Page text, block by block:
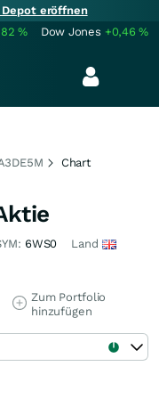
eröffnen
% Dow Jones +0,46%
Chart
6WS0 Land
Zum Portfolio
hinzufügen